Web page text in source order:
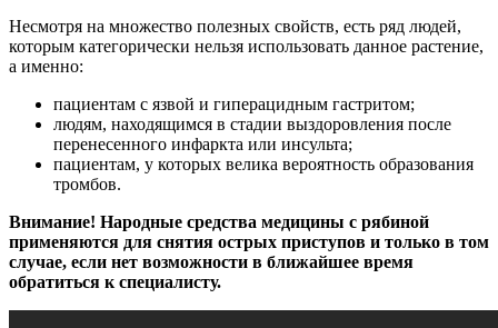
Несмотря на множество полезных свойств, есть ряд людей,
которым категорически нельзя использовать данное растение,
а именно:
пациентам с язвой и гиперацидным гастритом;
людям, находящимся в стадии выздоровления после
перенесенного инфаркта или инсульта;
пациентам, у которых велика вероятность образования
тромбов.
Внимание! Народные средства медицины с рябиной
применяются для снятия острых приступов и только в том
случае, если нет возможности в ближайшее время
обратиться к специалисту.